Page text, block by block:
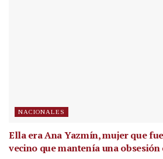
NACIONALES
Ella era Ana Yazmín, mujer que
vecino que mantenía una